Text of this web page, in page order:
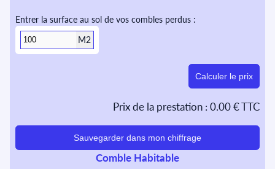
Entrer la surface au sol de vos combles perdus :
M2
Calculer le prix
Prix de la prestation :0.00 € TTC
Sauvegarder dans mon chiffrage
Comble Habitable